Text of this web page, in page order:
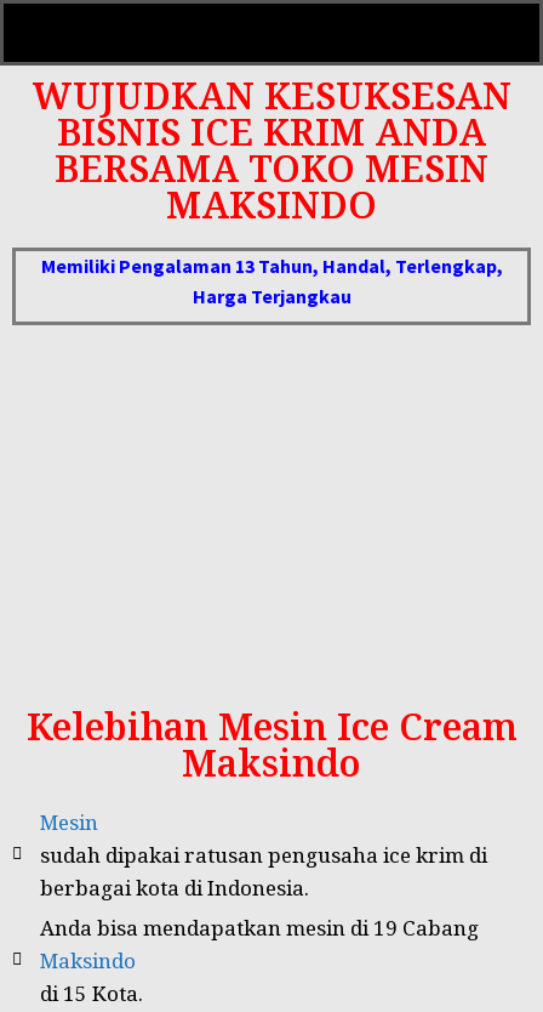
WUJUDKAN KESUKSESAN
BISNIS ICE KRIM ANDA
BERSAMA TOKO MESIN
MAKSINDO
Memiliki Pengalaman 13 Tahun, Handal, Terlengkap,
Harga Terjangkau
Kelebihan Mesin Ice Cream
Maksindo
Mesin
sudah dipakai ratusan pengusaha ice krim di
berbagai kota di Indonesia.
Anda bisa mendapatkan mesin di 19 Cabang
Maksindo
di 15 Kota.